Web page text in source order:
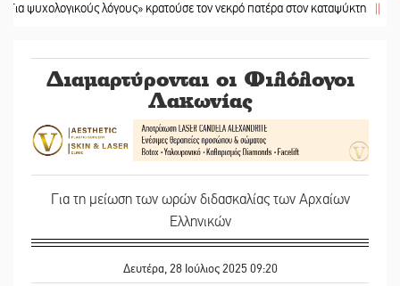
λόγους» κρατούσε τον νεκρό πατέρα στον καταψύκτη || Kastoras
Διαμαρτύρονται οι Φιλόλογοι
Λακωνίας
Για τη μείωση των ωρών διδασκαλίας των Αρχαίων
Ελληνικών
Δευτέρα, 28 Ιούλιος 2025 09:20